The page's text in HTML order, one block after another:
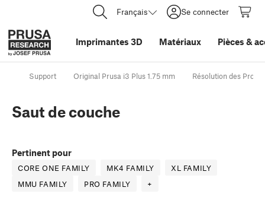
Français Se connecter
Imprimantes 3D Matériaux Pièces &
Support Original Prusa i3 Plus 1.75 mm Résolution des
Saut de couche
Pertinent pour
CORE ONE FAMILY MK4 FAMILY
XL FAMILY
MMU FAMILY
PRO FAMILY +